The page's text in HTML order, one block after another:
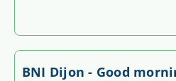
BNI Dijon - Good